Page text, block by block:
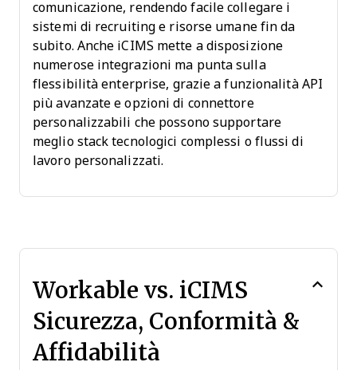
comunicazione, rendendo facile collegare i
sistemi di recruiting e risorse umane fin da
subito. Anche iCIMS mette a disposizione
numerose integrazioni ma punta sulla
flessibilità enterprise, grazie a funzionalità API
più avanzate e opzioni di connettore
personalizzabili che possono supportare
meglio stack tecnologici complessi o flussi di
lavoro personalizzati.
Workable vs. iCIMS
Sicurezza, Conformità &
Affidabilità